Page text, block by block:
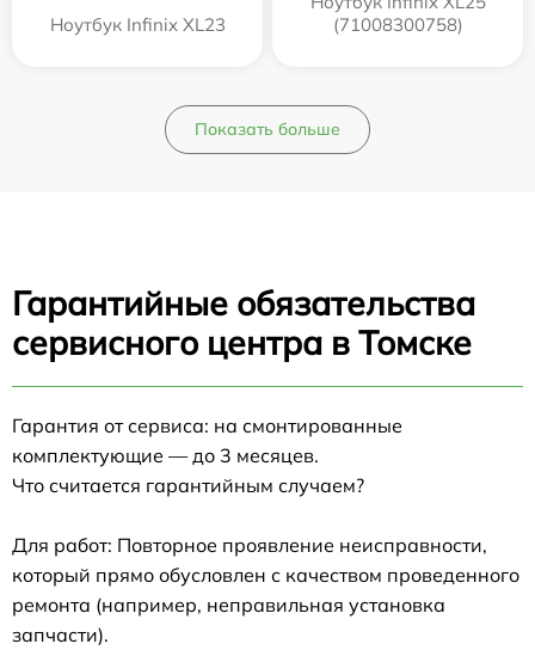
Ноутбук Infinix XL23
(71008300758)
Показать больше
Гарантийные обязательства
сервисного центра в Томске
Гарантия от сервиса: на смонтированные
комплектующие — до 3 месяцев.
Что считается гарантийным случаем?
Для работ: Повторное проявление неисправности,
который прямо обусловлен с качеством проведенного
ремонта (например, неправильная установка
запчасти).